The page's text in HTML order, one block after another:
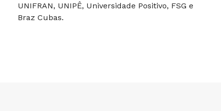
UNIFRAN, UNIPÊ, Universidade Positivo, FSG e
Braz Cubas.